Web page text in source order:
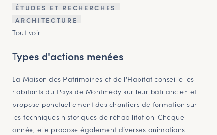
ÉTUDES ET RECHERCHES
ARCHITECTURE
Tout voir
Types d'actions menées
La Maison des Patrimoines et de l'Habitat conseille les
habitants du Pays de Montmédy sur leur bâti ancien et
propose ponctuellement des chantiers de formation sur
les techniques historiques de réhabilitation. Chaque
année, elle propose également diverses animations